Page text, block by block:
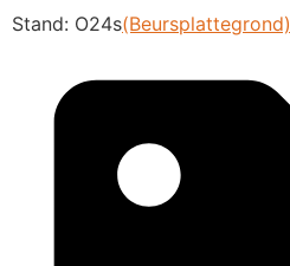
Stand: O24s(Beursplattegrond)